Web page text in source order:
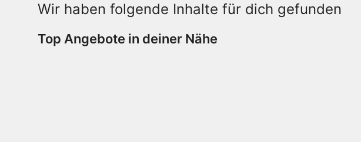
Wir haben folgende Inhalte für dich gefunden
Top Angebote in deiner Nähe